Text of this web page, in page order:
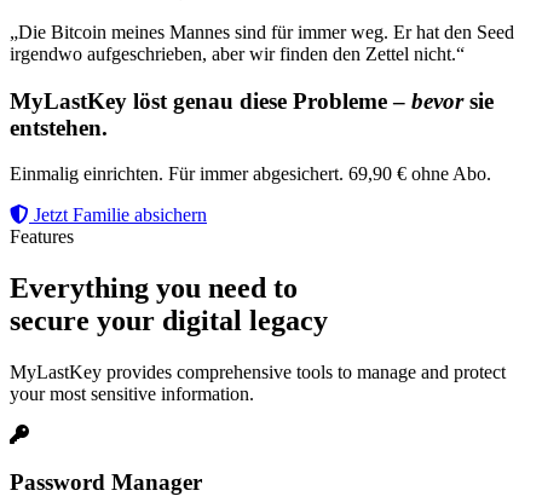
„Die Bitcoin meines Mannes sind für immer weg. Er hat den Seed
irgendwo aufgeschrieben, aber wir finden den Zettel nicht.“
MyLastKey löst genau diese Probleme – bevorsie
entstehen.
Einmalig einrichten. Für immer abgesichert. 69,90 € ohne Abo.
Jetzt Familie absichern
Features
Everything you need to
secure your digital legacy
MyLastKey provides comprehensive tools to manage and protect
your most sensitive information.
Password Manager